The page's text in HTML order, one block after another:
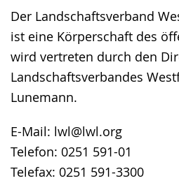
Der Landschaftsverband
ist eine Körperschaft des
wird vertreten durch den
Landschaftsverbandes
Lunemann.
E-Mail: lwl@lwl.org
Telefon: 0251 591-01
Telefax: 0251 591-3300
angezeigt.